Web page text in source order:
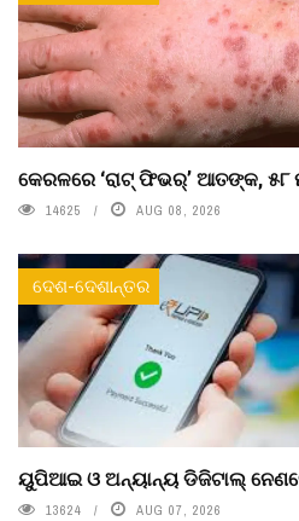
କେରଳରେ ‘ରାଟ୍ ଫିଭର୍’ ଆତଙ୍କ, ୫୮
14625 AUG 08, 2026
ଦେଶ-ଦେଶାନ୍ତର
ୟୁପିଆଇ ଓ ଅନ୍ୟାନ୍ୟ ଡିଜିଟାଲ୍
13624 AUG 07, 2026